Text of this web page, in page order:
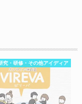
究・研修・その他アイディア